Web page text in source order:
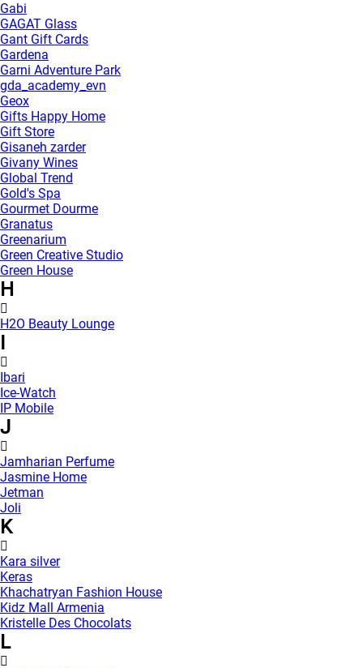
Gabi
GAGAT Glass
Gant Gift Cards
Gardena
Garni Adventure Park
gda_academy_evn
Geox
Gifts Happy Home
Gift Store
Gisaneh zarder
Givany Wines
Global Trend
Gold's Spa
Gourmet Dourme
Granatus
Greenarium
Green Creative Studio
Green House
H
H2O Beauty Lounge
Ibari
Ice-Watch
IP Mobile
J
Jamharian Perfume
Jasmine Home
Jetman
Joli
K
Kara silver
Keras
Khachatryan Fashion House
Kidz Mall Armenia
Kristelle Des Chocolats
L